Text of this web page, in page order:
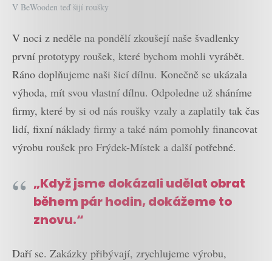
V BeWooden teď šijí roušky
V noci z neděle na pondělí zkoušejí naše švadlenky
první prototypy roušek, které bychom mohli vyrábět.
Ráno doplňujeme naši šicí dílnu. Konečně se ukázala
výhoda, mít svou vlastní dílnu. Odpoledne už sháníme
firmy, které by si od nás roušky vzaly a zaplatily tak čas
lidí, fixní náklady firmy a také nám pomohly financovat
výrobu roušek pro Frýdek-Místek a další potřebné.
„Když jsme dokázali udělat obrat
během pár hodin, dokážeme to
znovu.“
Daří se. Zakázky přibývají, zrychlujeme výrobu,